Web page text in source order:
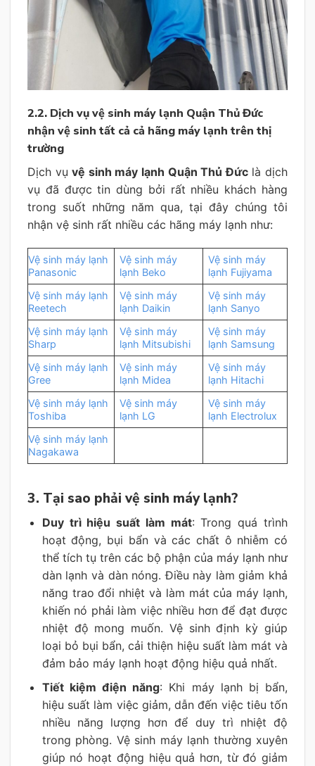
2.2. Dịch vụ vệ sinh máy lạnh Quận Thủ Đức
nhận vệ sinh tất cả cả hãng máy lạnh trên thị
trường
Dịch vụvệ sinh máy lạnh Quận Thủ Đứclà dịch
vụ đã được tin dùng bởi rất nhiều khách hàng
trong suốt những năm qua, tại đây chúng tôi
nhận vệ sinh rất nhiều các hãng máy lạnh như:
Vệ sinh máy lạnh
Panasonic
Vệ sinh máy
lạnh Beko
Vệ sinh máy
lạnh Fujiyama
Vệ sinh máy lạnh
Reetech
Vệ sinh máy
lạnh Daikin
Vệ sinh máy
lạnh Sanyo
Vệ sinh máy lạnh
Sharp
Vệ sinh máy
lạnh Mitsubishi
Vệ sinh máy
lạnh Samsung
Vệ sinh máy lạnh
Gree
Vệ sinh máy
lạnh Midea
Vệ sinh máy
lạnh Hitachi
Vệ sinh máy lạnh
Toshiba
Vệ sinh máy
lạnh LG
Vệ sinh máy
lạnh Electrolux
Vệ sinh máy lạnh
Nagakawa
3. Tại sao phải vệ sinh máy lạnh?
Duy trì hiệu suất làm mát: Trong quá trình
hoạt động, bụi bẩn và các chất ô nhiễm có
thể tích tụ trên các bộ phận của máy lạnh như
dàn lạnh và dàn nóng. Điều này làm giảm khả
năng trao đổi nhiệt và làm mát của máy lạnh,
khiến nó phải làm việc nhiều hơn để đạt được
nhiệt độ mong muốn. Vệ sinh định kỳ giúp
loại bỏ bụi bẩn, cải thiện hiệu suất làm mát và
đảm bảo máy lạnh hoạt động hiệu quả nhất.
Tiết kiệm điện năng: Khi máy lạnh bị bẩn,
hiệu suất làm việc giảm, dẫn đến việc tiêu tốn
nhiều năng lượng hơn để duy trì nhiệt độ
trong phòng. Vệ sinh máy lạnh thường xuyên
giúp nó hoạt động hiệu quả hơn, từ đó giảm